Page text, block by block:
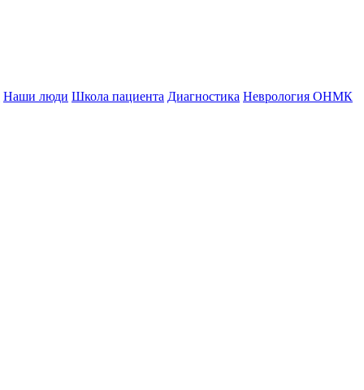
Наши люди Школа пациента Диагностика Неврология ОНМК